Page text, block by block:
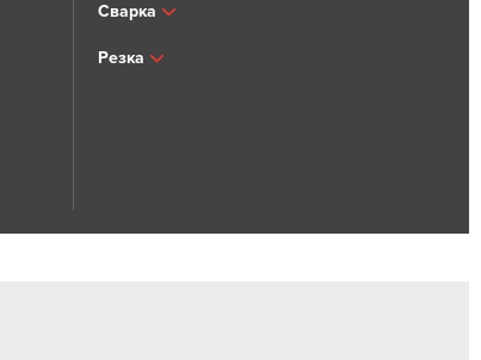
Сварка
Резка